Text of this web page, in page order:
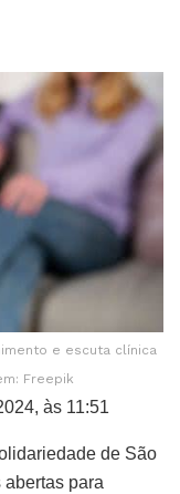
e escuta clínica
Freepik
às 11:51
de São
para